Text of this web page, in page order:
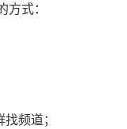
式：
频道；